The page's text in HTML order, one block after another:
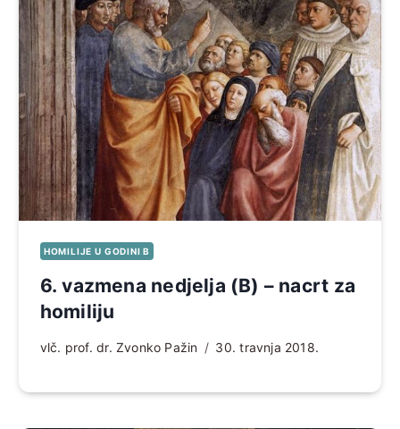
HOMILIJE U GODINI B
6. vazmena nedjelja (B) – nacrt za
homiliju
vlč. prof. dr. Zvonko Pažin 30. travnja 2018.